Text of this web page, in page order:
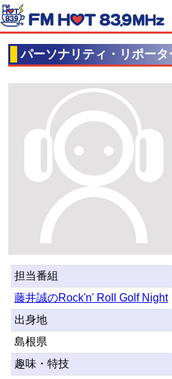
パーソナリティ・リポー
担当番組
藤井誠のRock'n' Roll Golf Night
出身地
島根県
趣味・特技